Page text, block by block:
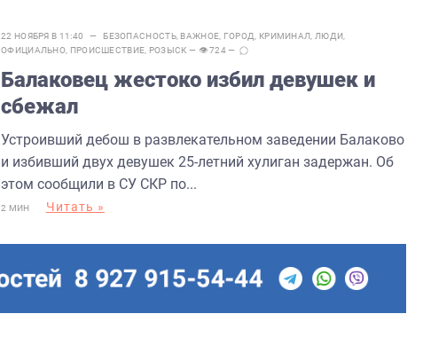
22 НОЯБРЯ В 11:40 — БЕЗОПАСНОСТЬ, ВАЖНОЕ ГОРОД КРИМИНАЛ ЛЮДИ
ОФИЦИАЛЬНО ПРОИСШЕСТВИЕ РОЗЫСК — 👁 724 —
Балаковец жестоко избил девушек и
сбежал
Устроивший дебош в развлекательном заведении Балаково
и избивший двух девушек 25-летний хулиган задержан. Об
этом сообщили в СУ СКР по...
2 МИН Читать »